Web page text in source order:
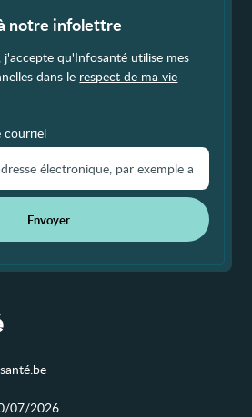
notre infolettre
j'accepte qu'Infosanté utilise mes
dans le respect de ma vie
courriel
Envoyer
07/2026